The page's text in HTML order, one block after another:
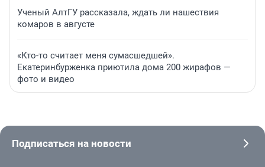
Ученый АлтГУ рассказала, ждать ли нашествия
комаров в августе
«Кто-то считает меня сумасшедшей».
Екатеринбурженка приютила дома 200 жирафов —
фото и видео
Подписаться на новости